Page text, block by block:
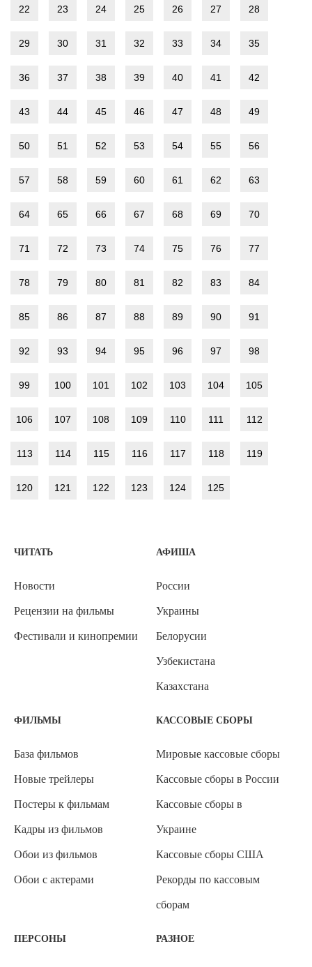
22 23 24 25 26 27 28
29 30 31 32 33 34 35
36 37 38 39 40 41 42
43 44 45 46 47 48 49
50 51 52 53 54 55 56
57 58 59 60 61 62 63
64 65 66 67 68 69 70
71 72 73 74 75 76 77
78 79 80 81 82 83 84
85 86 87 88 89 90 91
92 93 94 95 96 97 98
99 100 101 102 103 104 105
106 107 108 109 110 111 112
113 114 115 116 117 118 119
120 121 122 123 124 125
ЧИТАТЬ
Новости
Рецензии на фильмы
Фестивали и кинопремии
АФИША
России
Украины
Белорусии
Узбекистана
Казахстана
ФИЛЬМЫ
База фильмов
Новые трейлеры
Постеры к фильмам
Кадры из фильмов
Обои из фильмов
Обои с актерами
КАССОВЫЕ СБОРЫ
Мировые кассовые сборы
Кассовые сборы в России
Кассовые сборы в
Украине
Кассовые сборы США
Рекорды по кассовым
сборам
ПЕРСОНЫ РАЗНОЕ